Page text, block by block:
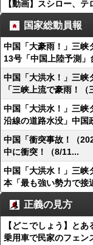
【動画】スシロー、
国家総動員報
中国「大豪雨！」三峡
13号「中国上陸予測」
中国「大洪水！」三峡
「三峡上流で豪雨！（
中国「大洪水！」三峡
沿線の道路水没」中国
中国「衝突事故！（
中に衝突！（8/11...
中国「大洪水！」三峡
本「最も強い勢力で接
正義の見方
【どこでしょう】と
乗用車で民家のフェン